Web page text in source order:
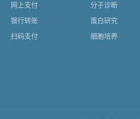
网上支付
银行转账
扫码支付
分子诊断
蛋白研究
细胞培养